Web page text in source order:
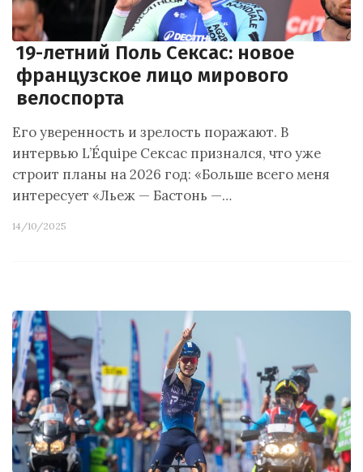
19-летний Поль Сексас: новое
французское лицо мирового
велоспорта
Его уверенность и зрелость поражают. В
интервью L’Équipe Сексас признался, что уже
строит планы на 2026 год: «Больше всего меня
интересует «Льеж — Бастонь —…
14/10/2025